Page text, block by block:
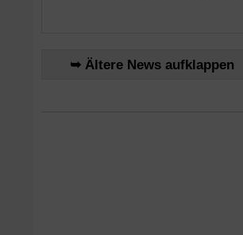
➥ Ältere News aufklappen